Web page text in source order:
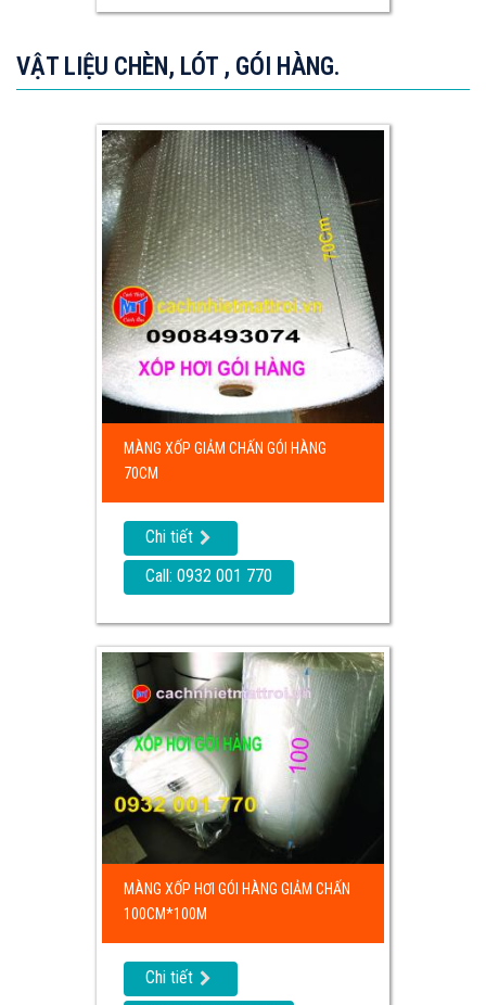
VẬT LIỆU CHÈN, LÓT , GÓI HÀNG.
MÀNG XỐP GIẢM CHẤN GÓI HÀNG
70CM
Chi tiết
Call: 0932 001 770
MÀNG XỐP HƠI GÓI HÀNG GIẢM CHẤN
100CM*100M
Chi tiết